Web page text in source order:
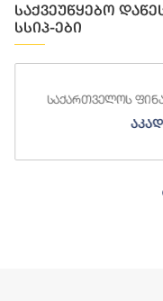
საქვეუწყებო
სსიპ-ები
საქართველოს